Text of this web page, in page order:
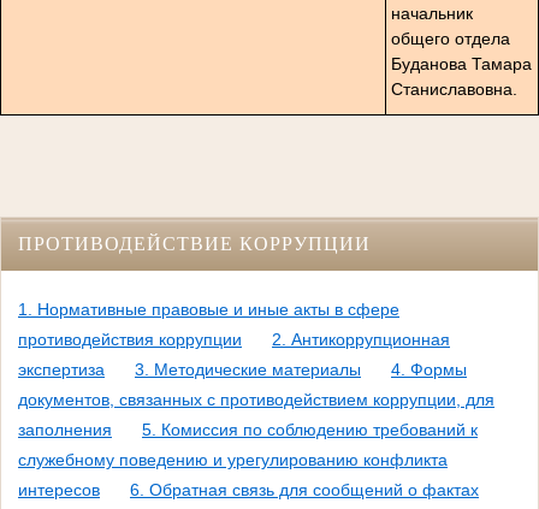
начальник
общего отдела
Буданова Тамара
Станиславовна.
ПРОТИВОДЕЙСТВИЕ КОРРУПЦИИ
1. Нормативные правовые и иные акты в сфере
противодействия коррупции
2. Антикоррупционная
экспертиза
3. Методические материалы
4. Формы
документов, связанных с противодействием коррупции, для
заполнения
5. Комиссия по соблюдению требований к
служебному поведению и урегулированию конфликта
интересов
6. Обратная связь для сообщений о фактах